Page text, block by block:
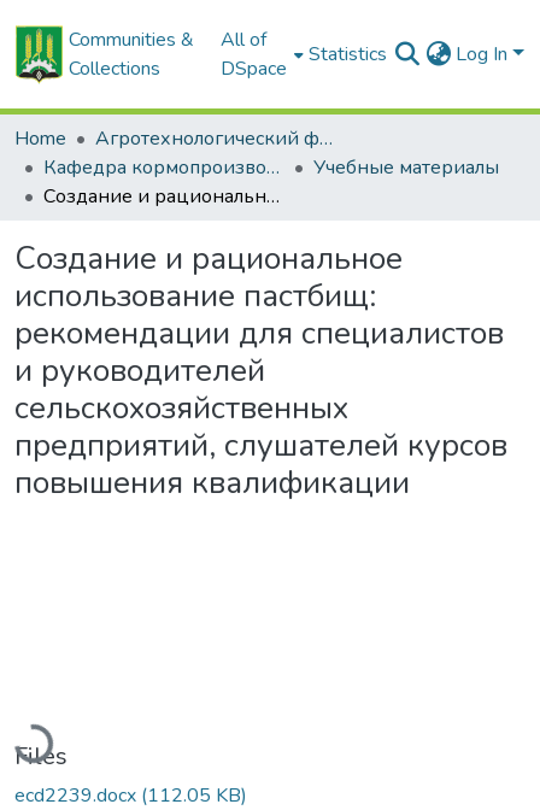
Communities &
Collections
All of
DSpace
Statistics Log In
Home
Агротехнологический факультет
Кафедра кормопроизводства и хранения продукции растениеводства
Учебные материалы
Создание и рациональное использование пастбищ: рекомендации для специалистов и руководителей сельскохозяйственных предприятий, слушателей курсов повышения квалификации
Создание и рациональное
использование пастбищ:
рекомендации для специалистов
и руководителей
сельскохозяйственных
предприятий, слушателей курсов
повышения квалификации
Files
ecd2239.docx (112.05 KB)